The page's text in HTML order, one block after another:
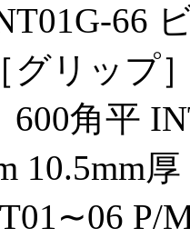
66
グリップ
600角平
10.5mm
P/